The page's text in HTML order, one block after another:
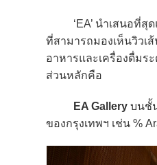
‘EA’ นำเสนอที่สุดแ
ที่สามารถมองเห็นวิวเ
อาหารและเครื่องดื่มร
ส่วนหลักคือ
EA Gallery บนชั้
ของกรุงเทพฯ เช่น %